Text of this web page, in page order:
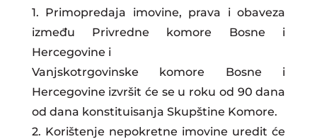
1. Primopredaja imovine, prava i obaveza
između Privredne komore Bosne i
Hercegovine i
Vanjskotrgovinske komore Bosne i
Hercegovine izvršit će se u roku od 90 dana
od dana konstituisanja Skupštine Komore.
2. Korištenje nepokretne imovine uredit će